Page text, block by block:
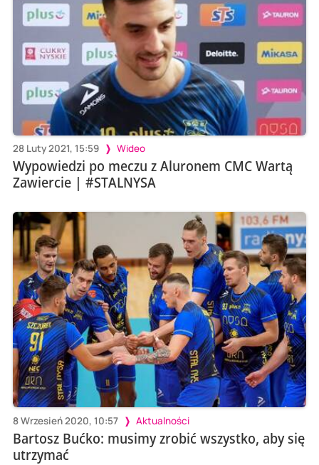
28 Luty 2021, 15:59 Wideo
Wypowiedzi po meczu z Aluronem CMC Wartą
Zawiercie | #STALNYSA
8 Wrzesień 2020, 10:57 Aktualności
Bartosz Bućko: musimy zrobić wszystko, aby się
utrzymać